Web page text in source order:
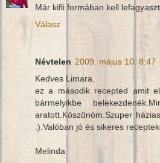
Már kifli formában kell
Válasz
Névtelen 2009. május 10. 8:47
Kedves Limara,
ez a második recepted amit
bármelyikbe
aratott.Köszönöm.Szuper
:).Valóban jó és sikeres
Melinda